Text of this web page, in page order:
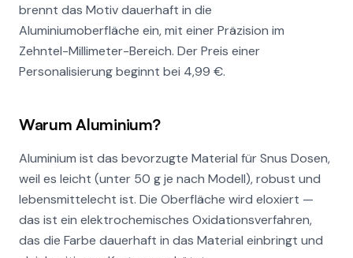
brennt das Motiv dauerhaft in die
Aluminiumoberfläche ein, mit einer Präzision im
Zehntel-Millimeter-Bereich. Der Preis einer
Personalisierung beginnt bei 4,99 €.
Warum Aluminium?
Aluminium ist das bevorzugte Material für Snus Dosen,
weil es leicht (unter 50 g je nach Modell), robust und
lebensmittelecht ist. Die Oberfläche wird eloxiert —
das ist ein elektrochemisches Oxidationsverfahren,
das die Farbe dauerhaft in das Material einbringt und